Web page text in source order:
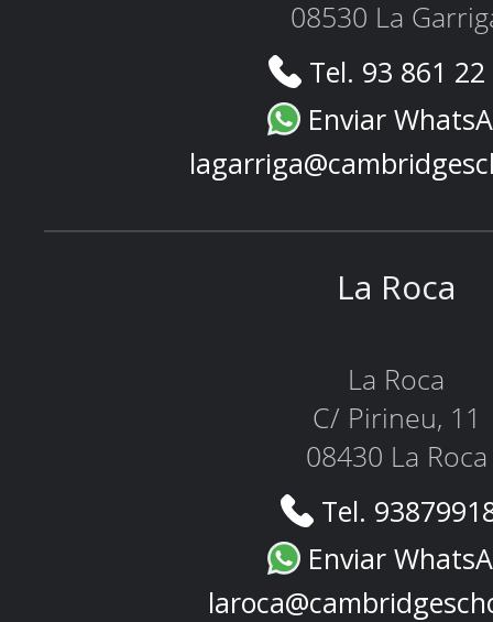
08530 La
Tel. 93 861
Enviar
La Roca
La Roca
C/ Pirineu, 11
08430 La Roca
Tel.
Enviar